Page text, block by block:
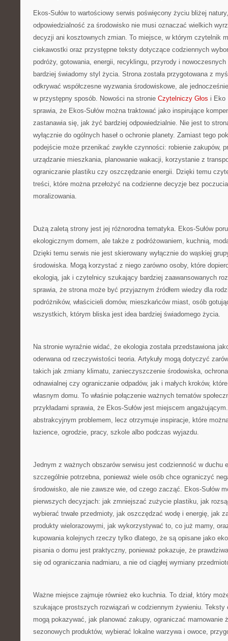
Ekos-Sułów to wartościowy serwis poświęcony życiu bliżej
odpowiedzialność za środowisko nie musi oznaczać wielkich
decyzji ani kosztownych zmian. To miejsce, w którym czytelnik
ciekawostki oraz przystępne teksty dotyczące codziennych
podróży, gotowania, energii, recyklingu, przyrody i
bardziej świadomy styl życia. Strona została przygotowana z
odkrywać współczesne wyzwania środowiskowe, ale
w przystępny sposób. Nowości na stronie Czytelniczy Głos i Eko
sprawia, że Ekos-Sułów można traktować jako inspirujące
zastanawia się, jak żyć bardziej odpowiedzialnie. Nie jest to
wyłącznie do ogólnych haseł o ochronie planety. Zamiast tego
podejście może przenikać zwykłe czynności: robienie zakupów,
urządzanie mieszkania, planowanie wakacji, korzystanie z
ograniczanie plastiku czy oszczędzanie energii. Dzięki temu
treści, które można przełożyć na codzienne decyzje bez
moralizowania.
Dużą zaletą strony jest jej różnorodna tematyka. Ekos-Sułów
ekologicznym domem, ale także z podróżowaniem, kuchnią,
Dzięki temu serwis nie jest skierowany wyłącznie do wąskiej
środowiska. Mogą korzystać z niego zarówno osoby, które
ekologią, jak i czytelnicy szukający bardziej zaawansowanych
sprawia, że strona może być przyjaznym źródłem wiedzy dla
podróżników, właścicieli domów, mieszkańców miast, osób
wszystkich, którym bliska jest idea bardziej świadomego życia.
Na stronie wyraźnie widać, że ekologia została przedstawiona
oderwana od rzeczywistości teoria. Artykuły mogą dotyczyć
takich jak zmiany klimatu, zanieczyszczenie środowiska,
odnawialnej czy ograniczanie odpadów, jak i małych kroków,
własnym domu. To właśnie połączenie ważnych tematów
przykładami sprawia, że Ekos-Sułów jest miejscem
abstrakcyjnym problemem, lecz otrzymuje inspiracje, które
łazience, ogrodzie, pracy, szkole albo podczas wyjazdu.
Jednym z ważnych obszarów serwisu jest codzienność w duchu
szczególnie potrzebna, ponieważ wiele osób chce ograniczyć
środowisko, ale nie zawsze wie, od czego zacząć. Ekos-Sułów
pierwszych decyzjach: jak zmniejszać zużycie plastiku, jak
wybierać trwałe przedmioty, jak oszczędzać wodę i energię, jak
produkty wielorazowymi, jak wykorzystywać to, co już mamy,
kupowania kolejnych rzeczy tylko dlatego, że są opisane jako
pisania o domu jest praktyczny, ponieważ pokazuje, że
się od ograniczania nadmiaru, a nie od ciągłej wymiany
Ważne miejsce zajmuje również eko kuchnia. To dział, który
szukające prostszych rozwiązań w codziennym żywieniu. Teksty
mogą pokazywać, jak planować zakupy, ograniczać marnowanie
sezonowych produktów, wybierać lokalne warzywa i owoce,